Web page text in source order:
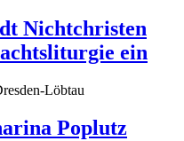
Nichtchristen
ein
Löbtau
Poplutz